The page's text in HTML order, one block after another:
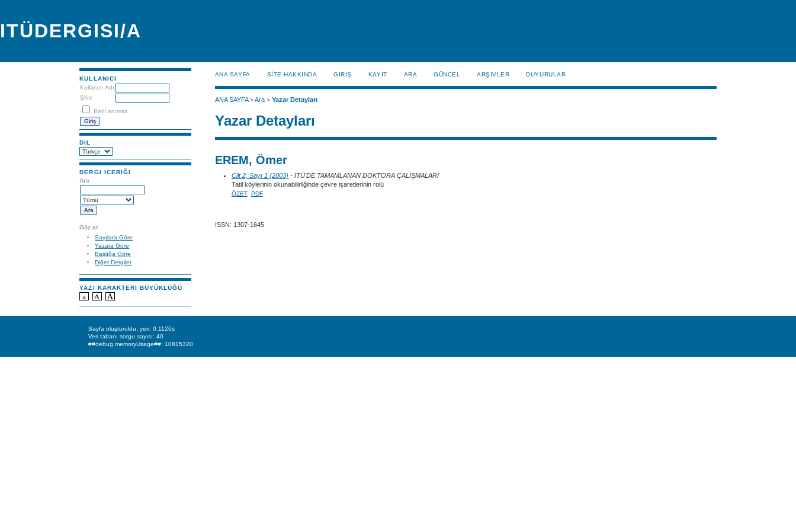
ITÜDERGISI/A
KULLANICI
Kullanıcı Adı
Şifre
Beni anımsa
DIL
DERGI ICERIĞI
Ara
Göz at
Sayılara Göre
Yazara Göre
Başlığa Göre
Diğer Dergiler
YAZI KARAKTERI BÜYÜKLÜĞÜ
ANA SAYFA SİTE HAKKINDA GIRIŞ KAYIT ARA GÜNCEL ARŞIVLER DUYURULAR
ANA SAYFA>Ara> Yazar Detayları
Yazar Detayları
EREM, Ömer
Cilt 2, Sayı 1 (2003) - İTÜ'DE TAMAMLANAN DOKTORA ÇALIŞMALARI
Tatil köylerinin okunabilirliğinde çevre işaretlerinin rolü
ÖZET PDF
ISSN: 1307-1645
Sayfa oluşturuldu, yeri: 0.1126s
Veri tabanı sorgu sayısı: 40
##debug.memoryUsage##: 10815320